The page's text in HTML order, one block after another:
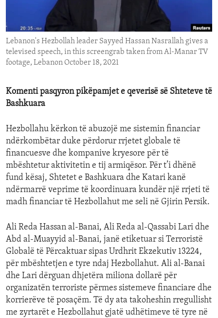
ENVIRONMENT AND HEALTH
IDEALS AND INSTITUTIONS
Lebanon's Hezbollah leader Sayyed Hassan Nasrallah gives a
televised speech, in this screengrab taken from Al-Manar TV
footage, Lebanon October 18, 2021
Komenti pasqyron pikëpamjet e qeverisë së Shteteve të
Bashkuara
Hezbollahu kërkon të abuzojë me sistemin financiar
ndërkombëtar duke përdorur rrjetet globale të
financuesve dhe kompanive kryesore për të
mbështetur aktivitetin e tij armiqësor. Për t’i dhënë
fund kësaj, Shtetet e Bashkuara dhe Katari kanë
ndërmarrë veprime të koordinuara kundër një rrjeti të
madh financiar të Hezbollahut me seli në Gjirin Persik.
Ali Reda Hassan al-Banai, Ali Reda al-Qassabi Lari dhe
Abd al-Muayyid al-Banai, janë etiketuar si Terroristë
Globalë të Përcaktuar sipas Urdhrit Ekzekutiv 13224,
për mbështetjen e tyre ndaj Hezbollahut. Ali al-Banai
dhe Lari dërguan dhjetëra miliona dollarë për
organizatën terroriste përmes sistemeve financiare dhe
korrierëve të posaçëm. Të dy ata takoheshin rregullisht
me zyrtarët e Hezbollahut gjatë udhëtimeve të tyre në